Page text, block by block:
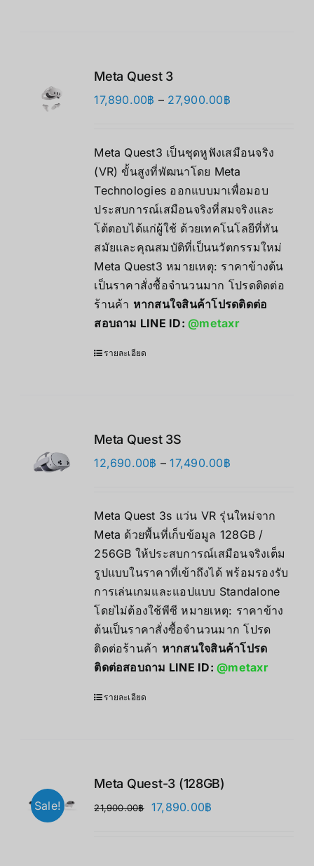
Meta Quest 3
17,890.00฿ – 27,900.00฿Price
through
27,900.00฿
Meta Quest3 เป็นชุดหูฟังเสมือนจริง
(VR) ขั้นสูงที่พัฒนาโดย Meta
Technologies ออกแบบมาเพื่อมอบ
ประสบการณ์เสมือนจริงที่สมจริงและ
โต้ตอบได้แก่ผู้ใช้ ด้วยเทคโนโลยีที่ทัน
สมัยและคุณสมบัติที่เป็นนวัตกรรมใหม่
Meta Quest3 หมายเหตุ: ราคาข้างต้น
เป็นราคาสั่งซื้อจำนวนมาก โปรดติดต่อ
ร้านค้า หากสนใจสินค้าโปรดติดต่อ
สอบถาม LINE ID:@metaxr
รายละเอียด
Meta Quest 3S
12,690.00฿ – 17,490.00฿Price
through
17,490.00฿
Meta Quest 3s แว่น VR รุ่นใหม่จาก
Meta ด้วยพื้นที่เก็บข้อมูล 128GB /
256GB ให้ประสบการณ์เสมือนจริงเต็ม
รูปแบบในราคาที่เข้าถึงได้ พร้อมรองรับ
การเล่นเกมและแอปแบบ Standalone
โดยไม่ต้องใช้พีซี หมายเหตุ: ราคาข้าง
ต้นเป็นราคาสั่งซื้อจำนวนมาก โปรด
ติดต่อร้านค้า หากสนใจสินค้าโปรด
ติดต่อสอบถาม LINE ID:@metaxr
รายละเอียด
Sale!
Meta Quest-3 (128GB)
21,900.00฿
Original
17,890.00฿